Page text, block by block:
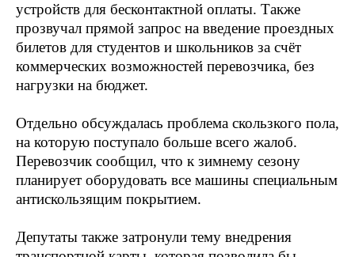
устройств для бесконтактной оплаты. Также
прозвучал прямой запрос на введение проездных
билетов для студентов и школьников за счёт
коммерческих возможностей перевозчика, без
нагрузки на бюджет.
Отдельно обсуждалась проблема скользкого пола,
на которую поступало больше всего жалоб.
Перевозчик сообщил, что к зимнему сезону
планирует оборудовать все машины специальным
антискользящим покрытием.
Депутаты также затронули тему внедрения